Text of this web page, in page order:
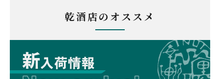
乾酒店のオススメ